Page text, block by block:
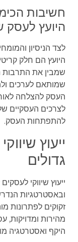
חשיבות
היועץ לעסק
לצד הניסיון
היועץ הם חלק
שמבין את התרבות
שמותאם לערכים
העסק להצלחה
לצרכים העסקיים
להתפתחות העסק.
ייעוץ
גדולים
ייעוץ שיווקי
ובאסטרטגיות
זקוקים לפתרונות
מהירות ומדויקות,
היקף ואסטרטגיה